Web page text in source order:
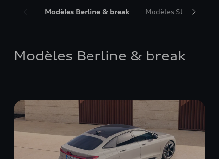
Modèles Berline & break Modèles SUV
Modèles Berline & break